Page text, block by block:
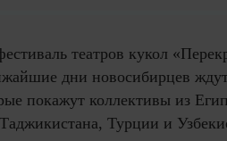
театров кукол
дни новосибирцев
покажут коллективы из
Турции и